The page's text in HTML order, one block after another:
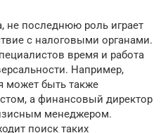
не последнюю роль играет
с налоговыми органами.
время и работа
Например,
может быть также
а финансовый директор
менеджером.
поиск таких